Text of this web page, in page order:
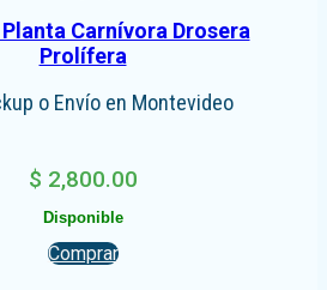
Carnívora Drosera
Prolífera
o Envío en Montevideo
$ 2,800.00
Disponible
Comprar